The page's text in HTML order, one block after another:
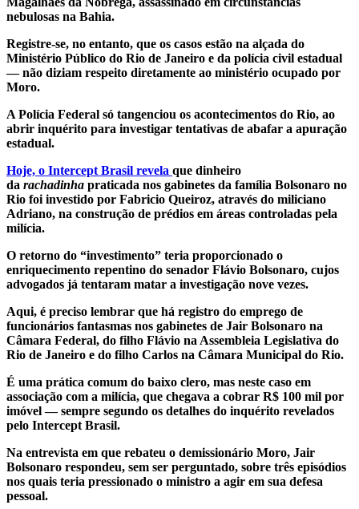
nebulosas na Bahia.
Registre-se, no entanto, que os casos estão na alçada do
Ministério Público do Rio de Janeiro e da polícia civil estadual
— não diziam respeito diretamente ao ministério ocupado por
Moro.
A Polícia Federal só tangenciou os acontecimentos do Rio, ao
abrir inquérito para investigar tentativas de abafar a apuração
estadual.
Hoje, o Intercept Brasil revela que dinheiro
da rachadinha praticada nos gabinetes da família Bolsonaro no
Rio foi investido por Fabricio Queiroz, através do miliciano
Adriano, na construção de prédios em áreas controladas pela
milícia.
O retorno do “investimento” teria proporcionado o
enriquecimento repentino do senador Flávio Bolsonaro, cujos
advogados já tentaram matar a investigação nove vezes.
Aqui, é preciso lembrar que há registro do emprego de
funcionários fantasmas nos gabinetes de Jair Bolsonaro na
Câmara Federal, do filho Flávio na Assembleia Legislativa do
Rio de Janeiro e do filho Carlos na Câmara Municipal do Rio.
É uma prática comum do baixo clero, mas neste caso em
associação com a milícia, que chegava a cobrar R$ 100 mil por
imóvel — sempre segundo os detalhes do inquérito revelados
pelo Intercept Brasil.
Na entrevista em que rebateu o demissionário Moro, Jair
Bolsonaro respondeu, sem ser perguntado, sobre três episódios
nos quais teria pressionado o ministro a agir em sua defesa
pessoal.